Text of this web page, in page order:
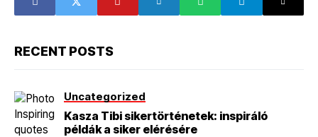
RECENT POSTS
Uncategorized
Kasza Tibi sikertörténetek: inspiráló
példák a siker elérésére